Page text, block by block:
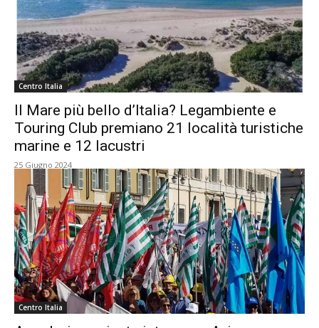
Centro Italia
Il Mare più bello d’Italia? Legambiente e
Touring Club premiano 21 località turistiche
marine e 12 lacustri
25 Giugno 2024
Centro Italia